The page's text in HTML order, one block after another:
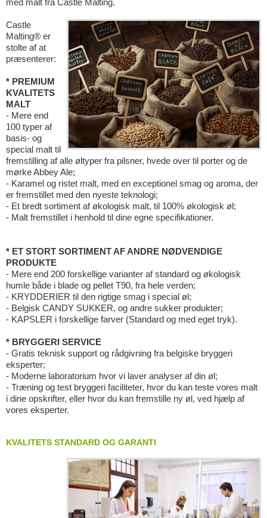
med malt fra Castle Malting.
Castle
Malting® er
stolte af at
præsenterer:
* PREMIUM
KVALITETS
MALT
- Mere end
100 typer af
basis- og
special malt til
fremstilling af alle øltyper fra pilsner, hvede over til porter og de
mørke Abbey Ale;
- Karamel og ristet malt, med en exceptionel smag og aroma, der
er fremstillet med den nyeste teknologi;
- Et bredt sortiment af økologisk malt, til 100% økologisk øl;
- Malt fremstillet i henhold til dine egne specifikationer.
* ET STORT SORTIMENT AF ANDRE NØDVENDIGE
PRODUKTE
- Mere end 200 forskellige varianter af standard og økologisk
humle både i blade og pellet T90, fra hele verden;
- KRYDDERIER til den rigtige smag i special øl;
- Belgisk CANDY SUKKER, og andre sukker produkter;
- KAPSLER i forskellige farver (Standard og med eget tryk).
* BRYGGERI SERVICE
- Gratis teknisk support og rådgivning fra belgiske bryggeri
eksperter;
- Moderne laboratorium hvor vi laver analyser af din øl;
- Træning og test bryggeri faciliteter, hvor du kan teste vores malt
i dine opskrifter, eller hvor du kan fremstille ny øl, ved hjælp af
vores eksperter.
KVALITETS STANDARD OG GARANTI